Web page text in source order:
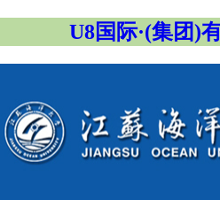
U8国际·(集团)